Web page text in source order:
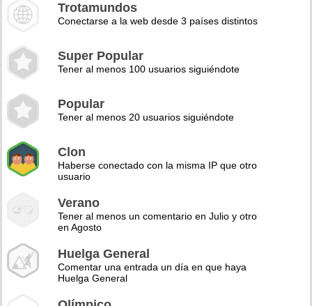
Trotamundos
Conectarse a la web desde 3 países distintos
Super Popular
Tener al menos 100 usuarios siguiéndote
Popular
Tener al menos 20 usuarios siguiéndote
Clon
Haberse conectado con la misma IP que otro
usuario
Verano
Tener al menos un comentario en Julio y otro
en Agosto
Huelga General
Comentar una entrada un día en que haya
Huelga General